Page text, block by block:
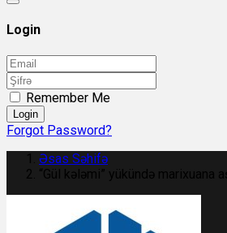
Login
Remember Me
Login
Forgot Password?
Əsas Səhifə
“Gül kələmi” yükündə marixuana